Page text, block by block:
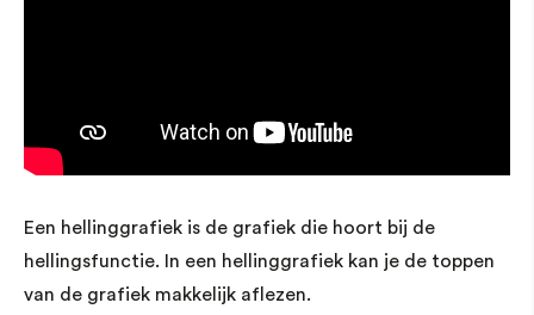
Een hellinggrafiek is de grafiek die hoort bij de
hellingsfunctie. In een hellinggrafiek kan je de toppen
van de grafiek makkelijk aflezen.